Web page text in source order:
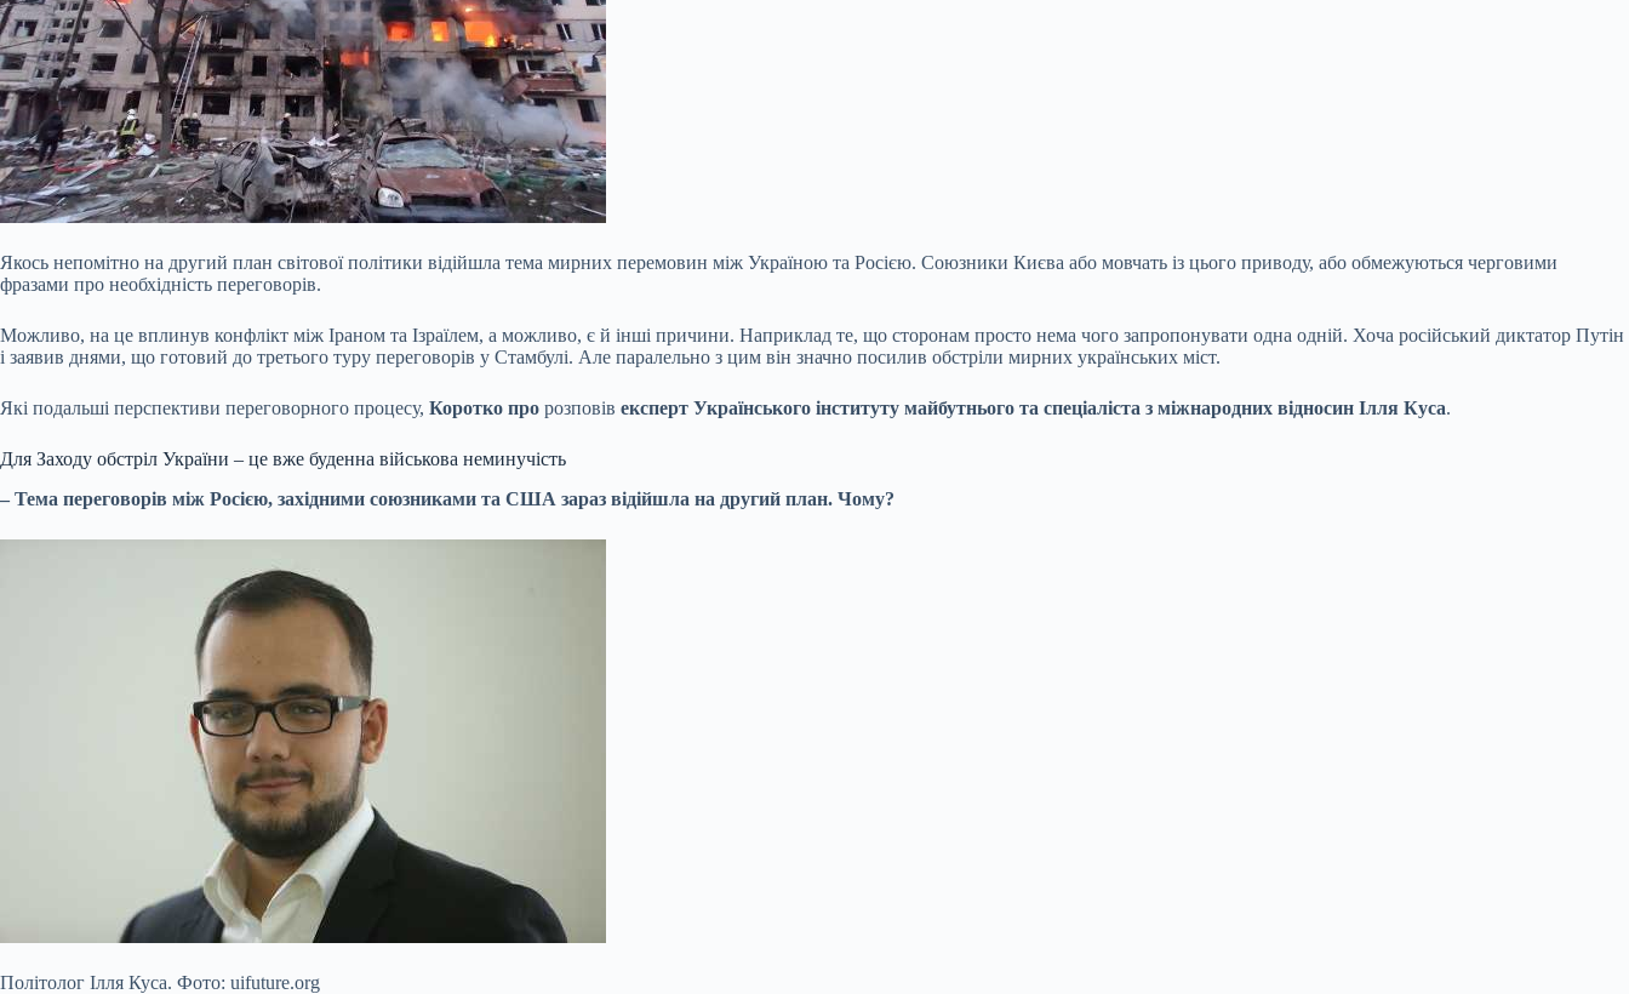
Якось непомітно на другий план світової політики відійшла тема мирних перемовин між Україною та Росією. Союзники Києва або мовчать із цього приводу, або обмежуються черговими
фразами про необхідність переговорів.
Можливо, на це вплинув конфлікт між Іраном та Ізраїлем, а можливо, є й інші причини. Наприклад те, що сторонам просто нема чого запропонувати одна одній. Хоча російський диктатор Путін
і заявив днями, що готовий до третього туру переговорів у Стамбулі. Але паралельно з цим він значно посилив обстріли мирних українських міст.
Які подальші перспективи переговорного процесу, Коротко про розповів експерт Українського інституту майбутнього та спеціаліста з міжнародних відносин Ілля Куса.
Для Заходу обстріл України – це вже буденна військова неминучість
– Тема переговорів між Росією, західними союзниками та США зараз відійшла на другий план. Чому?
Політолог Ілля Куса. Фото: uifuture.org